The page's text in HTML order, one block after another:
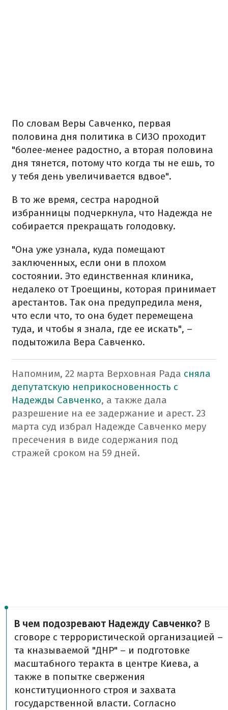
По словам Веры Савченко, первая
половина дня политика в СИЗО проходит
"более-менее радостно, а вторая половина
дня тянется, потому что когда ты не ешь, то
у тебя день увеличивается вдвое".
В то же время, сестра народной
избранницы подчеркнула, что Надежда не
собирается прекращать голодовку.
"Она уже узнала, куда помещают
заключенных, если они в плохом
состоянии. Это единственная клиника,
недалеко от Троещины, которая принимает
арестантов. Так она предупредила меня,
что если что, то она будет перемещена
туда, и чтобы я знала, где ее искать", –
подытожила Вера Савченко.
Напомним, 22 марта Верховная Рада сняла
депутатскую неприкосновенность с
Надежды Савченко, а также дала
разрешение на ее задержание и арест. 23
марта суд избрал Надежде Савченко меру
пресечения в виде содержания под
стражей сроком на 59 дней.
В чем подозревают Надежду Савченко? В
сговоре с террористической организацией –
та кназываемой "ДНР" – и подготовке
масштабного теракта в центре Киева, а
также в попытке свержения
конституционного строя и захвата
государственной власти. Согласно